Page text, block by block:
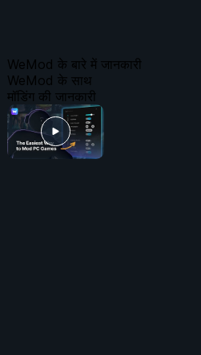
WeMod के बारे में जानकारी
WeMod के साथ
मॉडिंग की जानकारी